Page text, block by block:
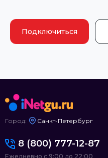
Подключиться
Город: Санкт-Петербург
8 (800) 777-12-87
Ежедневно с 9:00 до 22:00